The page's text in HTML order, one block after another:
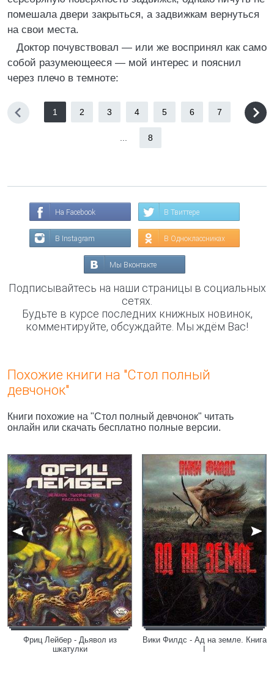
помешала двери закрыться, а задвижкам вернуться
на свои места.
Доктор почувствовал — или же воспринял как само
собой разумеющееся — мой интерес и пояснил
через плечо в темноте:
1 2 3 4 5 6 7
8
На Facebook В Твиттере
В Instagram В Одноклассниках
Мы Вконтакте
Подписывайтесь на наши страницы в социальных
сетях.
Будьте в курсе последних книжных новинок,
комментируйте, обсуждайте. Мы ждём Вас!
Похожие книги на "Стол полный
девчонок"
Книги похожие на "Стол полный девчонок" читать
онлайн или скачать бесплатно полные версии.
Фриц Лейбер - Дьявол из
шкатулки
Вики Филдс - Ад на земле. Книга